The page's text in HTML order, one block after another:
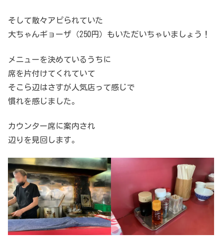
そして散々アピられていた
大ちゃんギョーザ（250円）もいただいちゃいましょう！
メニューを決めているうちに
席を片付けてくれていて
そこら辺はさすが人気店って感じで
慣れを感じました。
カウンター席に案内され
辺りを見回します。